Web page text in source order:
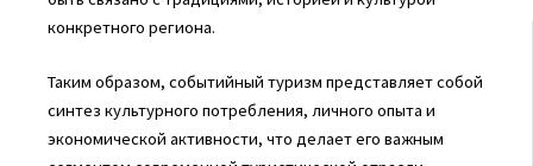
конкретного региона.
Таким образом, событийный туризм представляет собой
синтез культурного потребления, личного опыта и
экономической активности, что делает его важным